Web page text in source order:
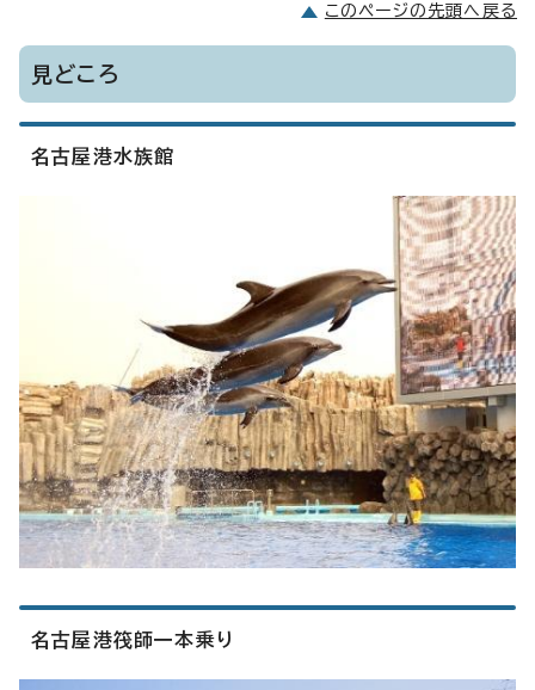
このページの先頭へ戻る
見どころ
名古屋港水族館
名古屋港筏師一本乗り